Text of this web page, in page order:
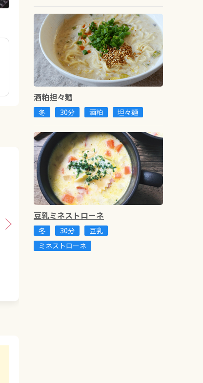
酒粕担々麺
冬 30分 酒粕 坦々麺
豆乳ミネストローネ
冬 30分
豆乳
ミネストローネ